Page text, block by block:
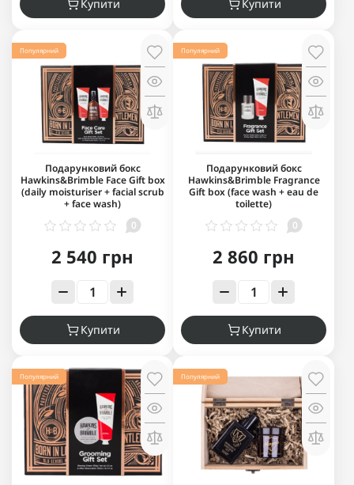
Купити Купити
Популярний
Подарунковий бокс
Hawkins&Brimble Face Gift box
(daily moisturiser + facial scrub
+ face wash)
0
2 540 грн
Купити
Популярний
Подарунковий бокс
Hawkins&Brimble Fragrance
Gift box (face wash + eau de
toilette)
0
2 860 грн
Купити
Популярний Популярний